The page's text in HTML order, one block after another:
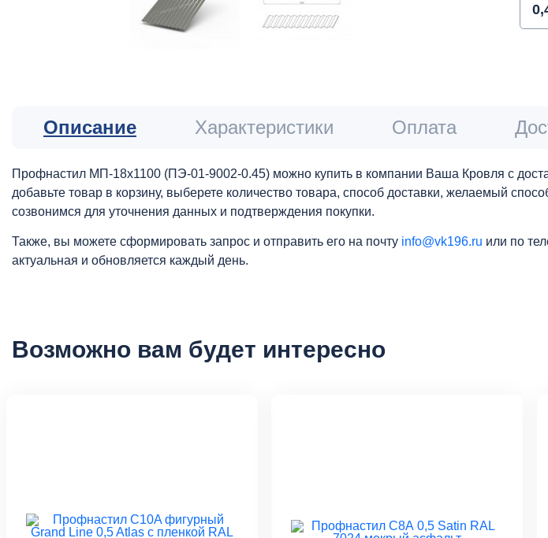
Описание Характеристики Оплата
Профнастил МП-18х1100 (ПЭ-01-9002-0.45) можно купить в компании Ваша Кровля с
добавьте товар в корзину, выберете количество товара, способ доставки, желаемый
созвонимся для уточнения данных и подтверждения покупки.
Также, вы можете сформировать запрос и отправить его на почту info@vk196.ru или по
актуальная и обновляется каждый день.
Возможно вам будет интересно